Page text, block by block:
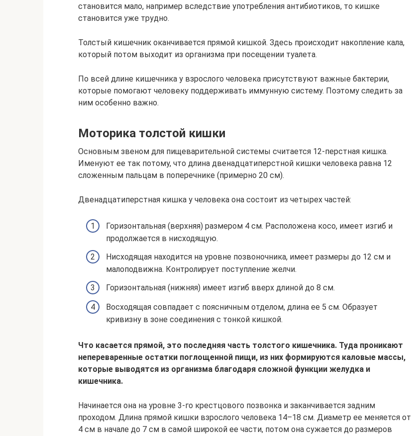
становится мало, например вследствие употребления антибиотиков, то кишке
становится уже трудно.
Толстый кишечник оканчивается прямой кишкой. Здесь происходит накопление кала,
который потом выходит из организма при посещении туалета.
По всей длине кишечника у взрослого человека присутствуют важные бактерии,
которые помогают человеку поддерживать иммунную систему. Поэтому следить за
ним особенно важно.
Моторика толстой кишки
Основным звеном для пищеварительной системы считается 12-перстная кишка.
Именуют ее так потому, что длина двенадцатиперстной кишки человека равна 12
сложенным пальцам в поперечнике (примерно 20 см).
Двенадцатиперстная кишка у человека она состоит из четырех частей:
Горизонтальная (верхняя) размером 4 см. Расположена косо, имеет изгиб и
продолжается в нисходящую.
Нисходящая находится на уровне позвоночника, имеет размеры до 12 см и
малоподвижна. Контролирует поступление желчи.
Горизонтальная (нижняя) имеет изгиб вверх длиной до 8 см.
Восходящая совпадает с поясничным отделом, длина ее 5 см. Образует
кривизну в зоне соединения с тонкой кишкой.
Что касается прямой, это последняя часть толстого кишечника. Туда проникают
непереваренные остатки поглощенной пищи, из них формируются каловые массы,
которые выводятся из организма благодаря сложной функции желудка и
кишечника.
Начинается она на уровне 3-го крестцового позвонка и заканчивается задним
проходом. Длина прямой кишки взрослого человека 14–18 см. Диаметр ее меняется от
4 см в начале до 7 см в самой широкой ее части, потом она сужается до размеров